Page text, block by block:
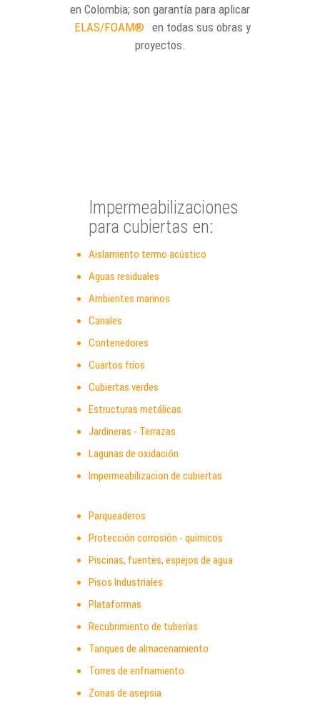
en Colombia; son garantía para aplicar
ELAS/FOAM® en todas sus obras y
proyectos.
Impermeabilizaciones
para cubiertas en:
Aislamiento termo acústico
Aguas residuales
Ambientes marinos
Canales
Contenedores
Cuartos fríos
Cubiertas verdes
Estructuras metálicas
Jardineras - Terrazas
Lagunas de oxidación
Impermeabilizacion de cubiertas
Parqueaderos
Protección corrosión - químicos
Piscinas, fuentes, espejos de agua
Pisos Industriales
Plataformas
Recubrimiento de tuberías
Tanques de almacenamiento
Torres de enfriamiento
Zonas de asepsia